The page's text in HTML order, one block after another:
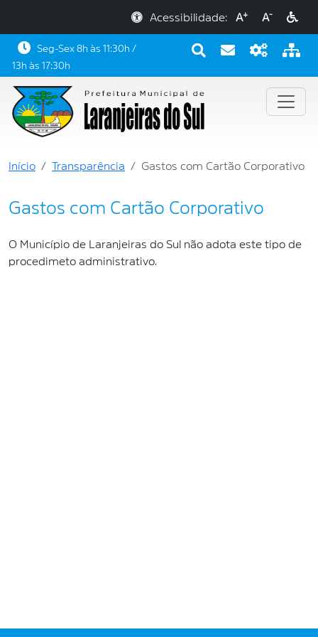
Acessibilidade: A+ A-
Seg-Sex 8h às 11:30h /
13h às 17:30h
Início Transparência Gastos com Cartão Corporativo
Gastos com Cartão Corporativo
O Município de Laranjeiras do Sul não adota este tipo de
procedimeto administrativo.